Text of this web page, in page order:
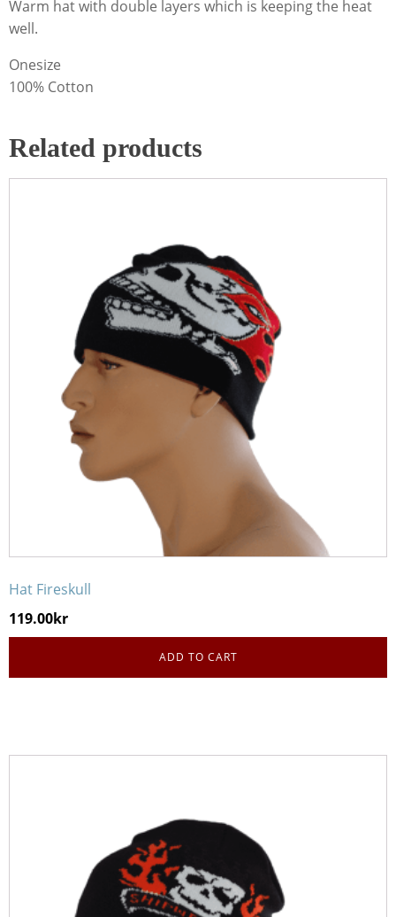
Warm hat with double layers which is keeping the heat
well.
Onesize
100% Cotton
Related products
Hat Fireskull
119.00kr
ADD TO CART